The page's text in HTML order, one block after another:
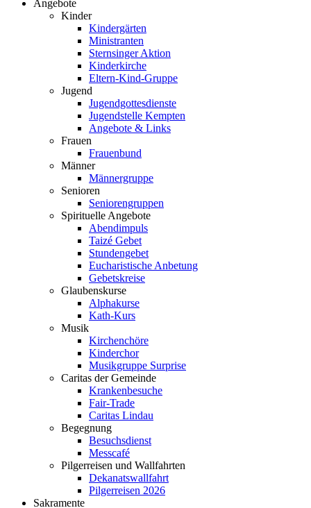
Angebote
Kinder
Kindergärten
Ministranten
Sternsinger Aktion
Kinderkirche
Eltern-Kind-Gruppe
Jugend
Jugendgottesdienste
Jugendstelle Kempten
Angebote & Links
Frauen
Frauenbund
Männer
Männergruppe
Senioren
Seniorengruppen
Spirituelle Angebote
Abendimpuls
Taizé Gebet
Stundengebet
Eucharistische Anbetung
Gebetskreise
Glaubenskurse
Alphakurse
Kath-Kurs
Musik
Kirchenchöre
Kinderchor
Musikgruppe Surprise
Caritas der Gemeinde
Krankenbesuche
Fair-Trade
Caritas Lindau
Begegnung
Besuchsdienst
Messcafé
Pilgerreisen und Wallfahrten
Dekanatswallfahrt
Pilgerreisen 2026
Sakramente